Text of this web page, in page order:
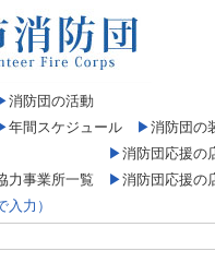
消防団の活動
年間スケジュール ▶消防団の
力事業所一覧
▶消防団応援の
▶消防団応援の
力）